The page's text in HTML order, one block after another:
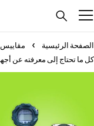
الصفحة الرئيسية
مقاييس
كل ما تحتاج إلى معرفته عن